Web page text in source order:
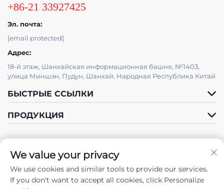
+86-21 33927425
Эл. почта:
[email protected]
Адрес:
18-й этаж, Шанхайская информационная башня, №1403,
улица Миншэн, Пудун, Шанхай, Народная Республика Китай
БЫСТРЫЕ ССЫЛКИ
ПРОДУКЦИЯ
ТЕХНИЧЕСКАЯ
ПОДДЕРЖКА ОТ JUTU
Подписаться на нас
We value your privacy
We use cookies and similar tools to provide our services.
If you don't want to accept all cookies, click Personalize